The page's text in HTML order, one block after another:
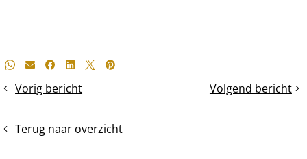
Deel
bericht
Whatsapp
E-mailFacebook
LinkedIn
X Pinterest
Vorig bericht
Propolis Volgend bericht
Zonnige
Terug naar overzicht